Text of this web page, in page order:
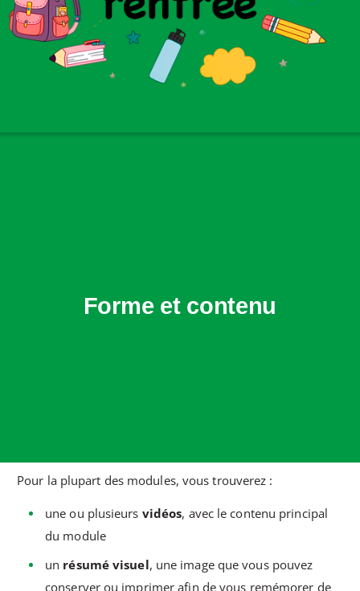
Forme et contenu
Pour la plupart des modules, vous trouverez :
une ou plusieurs vidéos, avec le contenu principal
du module
un résumé visuel, une image que vous pouvez
conserver ou imprimer afin de vous remémorer de